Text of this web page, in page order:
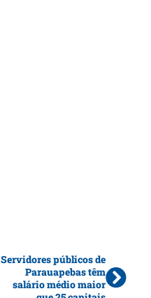
Servidores públicos de
Parauapebas têm
salário médio maior